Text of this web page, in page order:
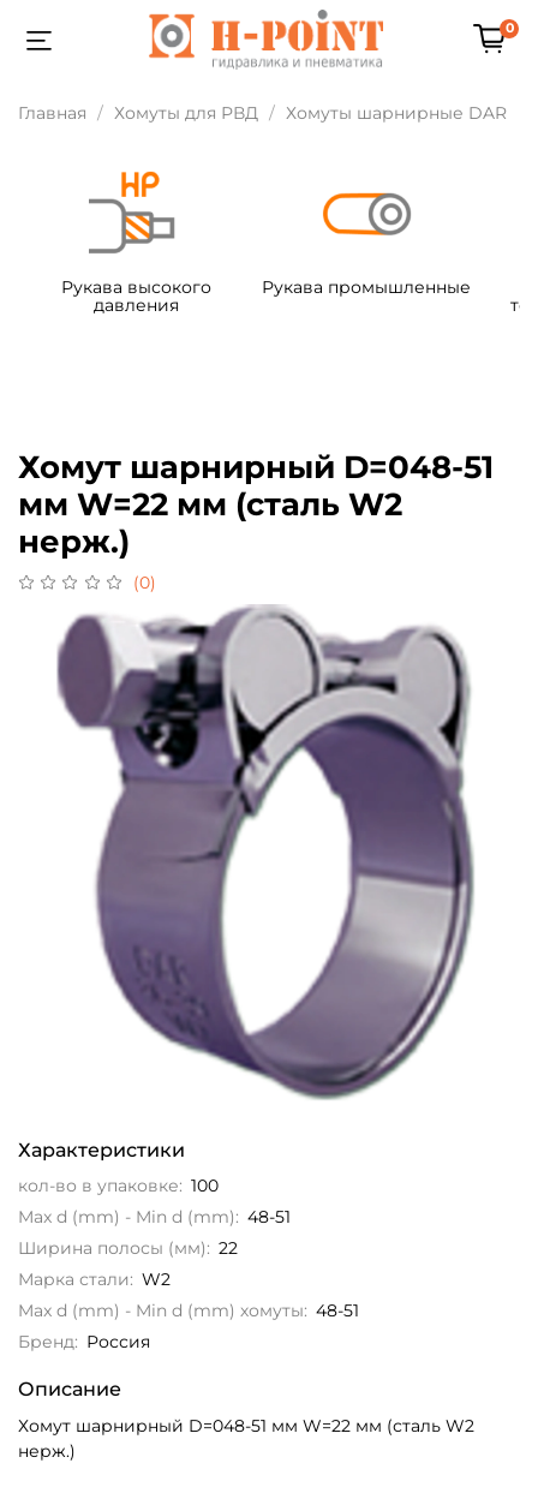
0
Главная Хомуты для РВД Хомуты шарнирные DAR
Рукава высокого
давления
Рукава промышленные
Хомут шарнирный D=048-51
мм W=22 мм (сталь W2
нерж.)
(0)
Характеристики
кол-во в упаковке: 100
Max d (mm) - Min d (mm): 48-51
Ширина полосы (мм): 22
Марка стали: W2
Max d (mm) - Min d (mm) хомуты: 48-51
Бренд: Россия
Описание
Хомут шарнирный D=048-51 мм W=22 мм (сталь W2
нерж.)